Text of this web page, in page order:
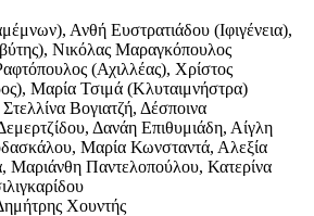
Ανθή Ευστρατιάδου (Ιφιγένεια),
Νικόλας Μαραγκόπουλος
(Αχιλλέας), Χρίστος
Μαρία Τσιμά (Κλυταιμνήστρα)
Βογιατζή, Δέσποινα
Δανάη Επιθυμιάδη, Αίγλη
Μαρία Κωνσταντά, Αλεξία
Παντελοπούλου, Κατερίνα
Χουντής